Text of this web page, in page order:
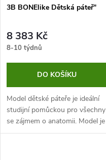
3B BONElike Dětská páteř"
8 383 Kč
8-10 týdnů
DO KOŠÍKU
Model dětské páteře je ideální
studijní pomůckou pro všechny
se zájmem o anatomii. Model je
flexibilní a pohyblivý. Páteř je